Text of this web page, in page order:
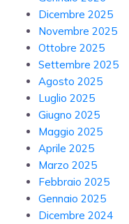
Dicembre 2025
Novembre 2025
Ottobre 2025
Settembre 2025
Agosto 2025
Luglio 2025
Giugno 2025
Maggio 2025
Aprile 2025
Marzo 2025
Febbraio 2025
Gennaio 2025
Dicembre 2024